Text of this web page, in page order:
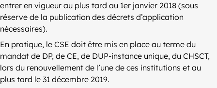
entrer en vigueur au plus tard au 1er janvier 2018 (sous
réserve de la publication des décrets d’application
nécessaires).
En pratique, le CSE doit être mis en place au terme du
mandat de DP, de CE, de DUP-instance unique, du CHSCT,
lors du renouvellement de l’une de ces institutions et au
plus tard le 31 décembre 2019.